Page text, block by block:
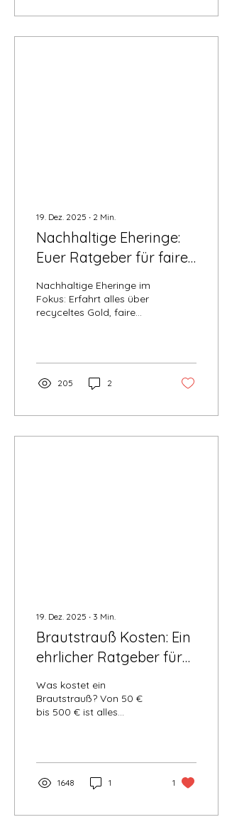
19. Dez. 2025 ∙ 2 Min.
Nachhaltige Eheringe:
Euer Ratgeber für faire
und ethische Trauringe
Nachhaltige Eheringe im
Fokus: Erfahrt alles über
recyceltes Gold, faire
Zukunft ist.
205 2
19. Dez. 2025 ∙ 3 Min.
Brautstrauß Kosten: Ein
ehrlicher Ratgeber für
eure Planung
Was kostet ein
Brautstrauß? Von 50 €
bis 500 € ist alles
Preis bestimmen.
1648 1 1